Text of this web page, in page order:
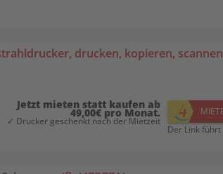
drucken, kopieren,
Jetzt mieten statt kaufen ab
49,00€ pro Monat.
✓ Drucker geschenkt nach der Mietzeit
Der Link